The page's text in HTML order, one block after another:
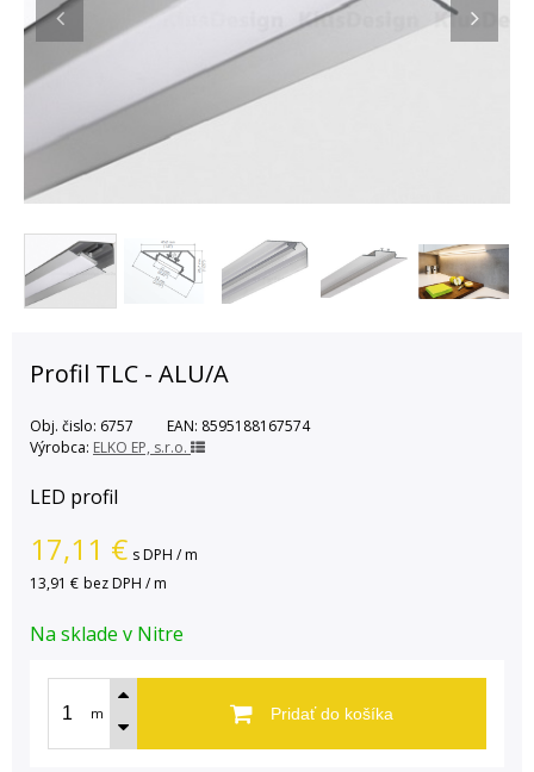
Profil TLC - ALU/A
Obj. čislo: 6757 EAN: 8595188167574
Výrobca: ELKO EP, s.r.o.
LED profil
17,11 € s DPH / m
13,91 € bez DPH / m
Na sklade v Nitre
m Pridať do košíka